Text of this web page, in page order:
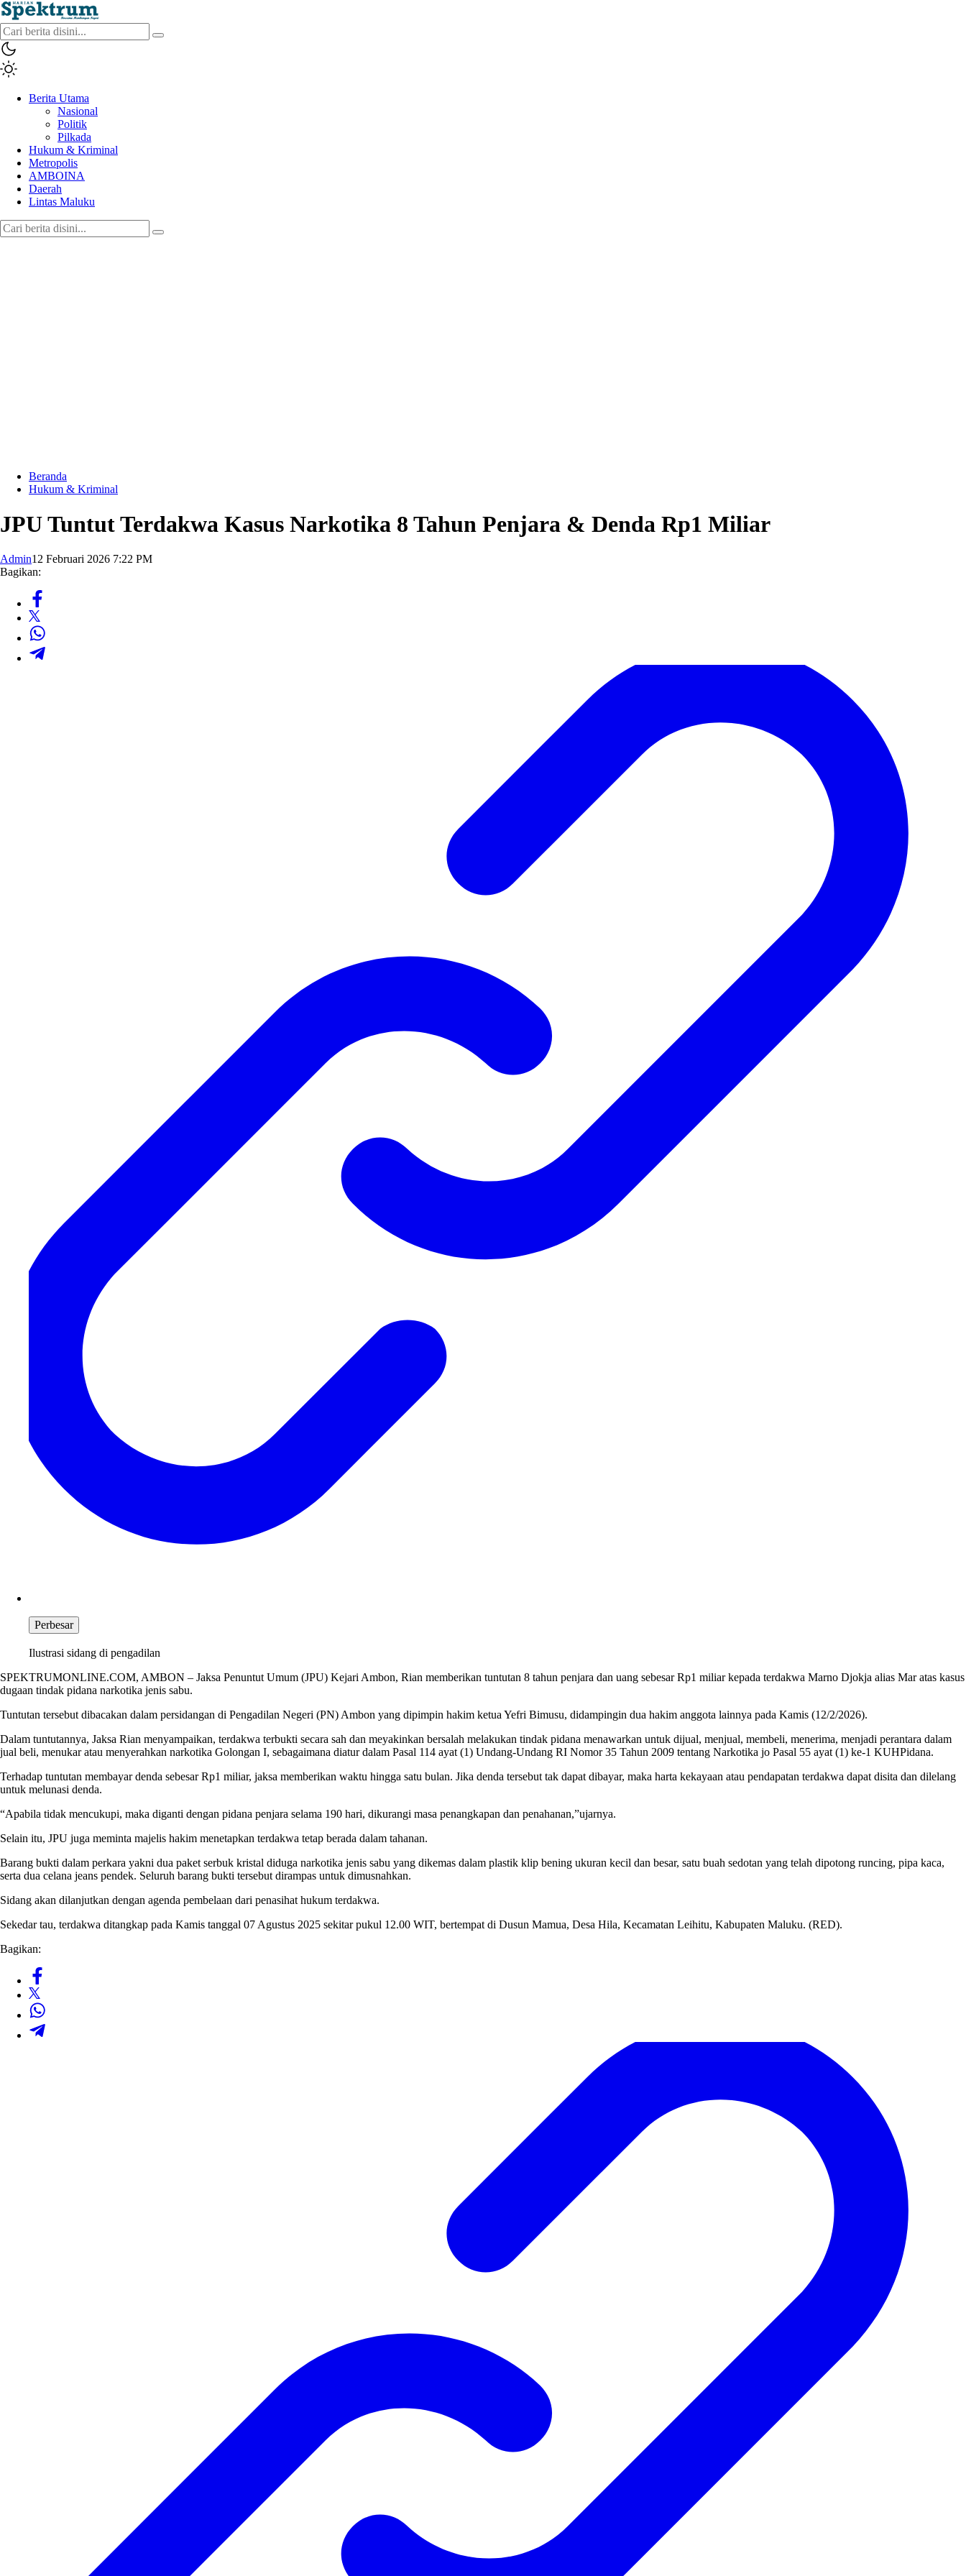
spektrumonline.com
Berita Utama
Nasional
Politik
Pilkada
Hukum & Kriminal
Metropolis
AMBOINA
Daerah
Lintas Maluku
Beranda
Hukum & Kriminal
JPU Tuntut Terdakwa Kasus Narkotika 8 Tahun Penjara & Denda Rp1 Miliar
Admin12 Februari 2026 7:22 PM
Bagikan:
Perbesar
Ilustrasi sidang di pengadilan
SPEKTRUMONLINE.COM, AMBON – Jaksa Penuntut Umum (JPU) Kejari Ambon, Rian memberikan tuntutan 8 tahun penjara dan uang sebesar Rp1 miliar kepada terdakwa Marno Djokja alias Mar atas kasus
dugaan tindak pidana narkotika jenis sabu.
Tuntutan tersebut dibacakan dalam persidangan di Pengadilan Negeri (PN) Ambon yang dipimpin hakim ketua Yefri Bimusu, didampingin dua hakim anggota lainnya pada Kamis (12/2/2026).
Dalam tuntutannya, Jaksa Rian menyampaikan, terdakwa terbukti secara sah dan meyakinkan bersalah melakukan tindak pidana menawarkan untuk dijual, menjual, membeli, menerima, menjadi perantara dalam
jual beli, menukar atau menyerahkan narkotika Golongan I, sebagaimana diatur dalam Pasal 114 ayat (1) Undang-Undang RI Nomor 35 Tahun 2009 tentang Narkotika jo Pasal 55 ayat (1) ke-1 KUHPidana.
Terhadap tuntutan membayar denda sebesar Rp1 miliar, jaksa memberikan waktu hingga satu bulan. Jika denda tersebut tak dapat dibayar, maka harta kekayaan atau pendapatan terdakwa dapat disita dan dilelang
untuk melunasi denda.
“Apabila tidak mencukupi, maka diganti dengan pidana penjara selama 190 hari, dikurangi masa penangkapan dan penahanan,”ujarnya.
Selain itu, JPU juga meminta majelis hakim menetapkan terdakwa tetap berada dalam tahanan.
Barang bukti dalam perkara yakni dua paket serbuk kristal diduga narkotika jenis sabu yang dikemas dalam plastik klip bening ukuran kecil dan besar, satu buah sedotan yang telah dipotong runcing, pipa kaca,
serta dua celana jeans pendek. Seluruh barang bukti tersebut dirampas untuk dimusnahkan.
Sidang akan dilanjutkan dengan agenda pembelaan dari penasihat hukum terdakwa.
Sekedar tau, terdakwa ditangkap pada Kamis tanggal 07 Agustus 2025 sekitar pukul 12.00 WIT, bertempat di Dusun Mamua, Desa Hila, Kecamatan Leihitu, Kabupaten Maluku. (RED).
Bagikan: